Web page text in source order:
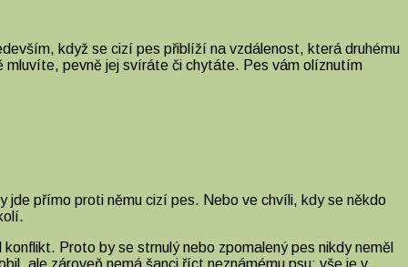
když se cizí pes přiblíží na vzdálenost, která druhému
mluvíte, pevně jej svíráte či chytáte. Pes vám olíznutím
jde přímo proti němu cizí pes. Nebo ve chvíli, kdy se někdo
Proto by se strnulý nebo zpomalený pes nikdy neměl